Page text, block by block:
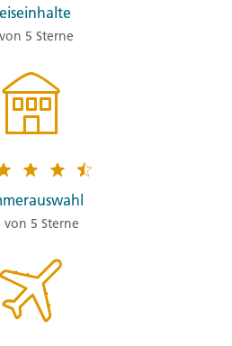
5 Sterne
von 5 Sterne